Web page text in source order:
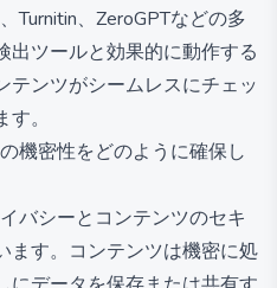
Turnitin、ZeroGPTなどの多
出ツールと効果的に動作する
テンツがシームレスにチェッ
。
機密性をどのように確保し
バシーとコンテンツのセキ
ます。コンテンツは機密に処